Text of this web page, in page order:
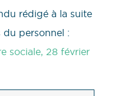
rédigé à la suite
du personnel :
sociale, 28 février